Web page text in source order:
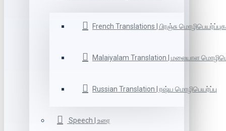
French Translations | பிரஞ்சு
Malaiyalam Translation | மலையாள
Russian Translation | ரஷ்ய மொழிபெயர்ப்பு
Speech | உரை